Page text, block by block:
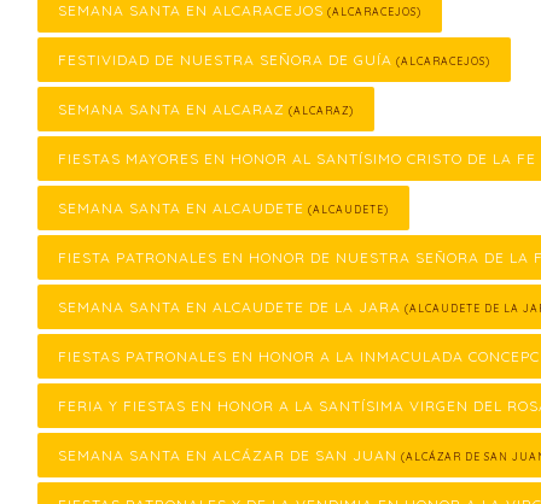
SEMANA SANTA EN ALCARACEJOS (ALCARACEJOS)
FESTIVIDAD DE NUESTRA SEÑORA DE GUÍA (ALCARACEJOS)
SEMANA SANTA EN ALCARAZ (ALCARAZ)
FIESTAS MAYORES EN HONOR AL SANTÍSIMO CRISTO DE LA FE
SEMANA SANTA EN ALCAUDETE (ALCAUDETE)
FIESTA PATRONALES EN HONOR DE NUESTRA SEÑORA DE LA
SEMANA SANTA EN ALCAUDETE DE LA JARA (ALCAUDETE DE LA
FIESTAS PATRONALES EN HONOR A LA INMACULADA
FERIA Y FIESTAS EN HONOR A LA SANTÍSIMA VIRGEN DEL
SEMANA SANTA EN ALCÁZAR DE SAN JUAN (ALCÁZAR DE SAN